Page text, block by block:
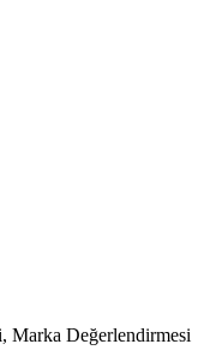
Marka Değerlendirmesi